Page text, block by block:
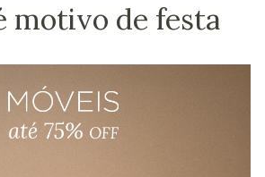
motivo de festa